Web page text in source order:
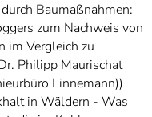
Baumaßnahmen:
zum Nachweis von
im Vergleich zu
Philipp Maurischat
Linnemann))
in Wäldern - Was